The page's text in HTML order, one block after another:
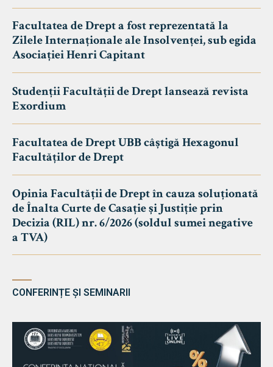
Facultatea de Drept a fost reprezentată la
Zilele Internaționale ale Insolvenței, sub egida
Asociației Henri Capitant
Studenții Facultății de Drept lansează revista
Exordium
Facultatea de Drept UBB câștigă Hexagonul
Facultăților de Drept
Opinia Facultății de Drept în cauza soluționată
de Înalta Curte de Casație și Justiție prin
Decizia (RIL) nr. 6/2026 (soldul sumei negative
a TVA)
CONFERINȚE ȘI SEMINARII